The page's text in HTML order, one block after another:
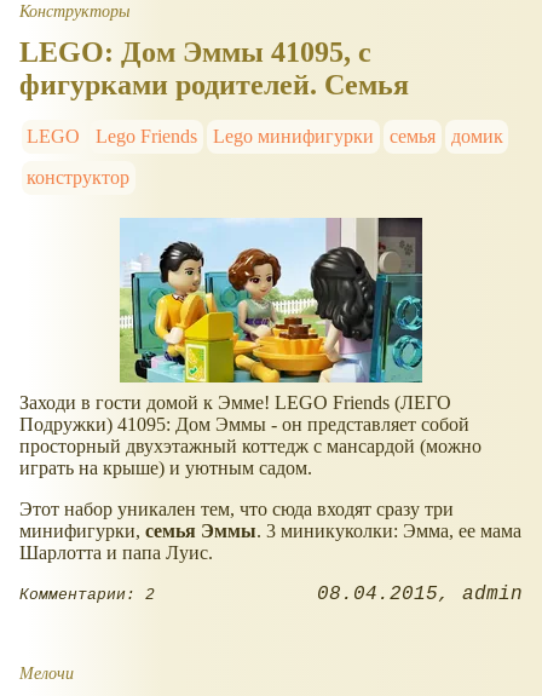
Конструкторы
LEGO: Дом Эммы 41095, с
фигурками родителей. Семья
LEGO Lego Friends Lego минифигурки семья
домик
конструктор
Заходи в гости домой к Эмме! LEGO Friends (ЛЕГО
Подружки) 41095: Дом Эммы - он представляет собой
просторный двухэтажный коттедж с мансардой (можно
играть на крыше) и уютным садом.
Этот набор уникален тем, что сюда входят сразу три
минифигурки, семья Эммы. 3 миникуколки: Эмма, ее мама
Шарлотта и папа Луис.
Комментарии: 2 08.04.2015 admin
Мелочи